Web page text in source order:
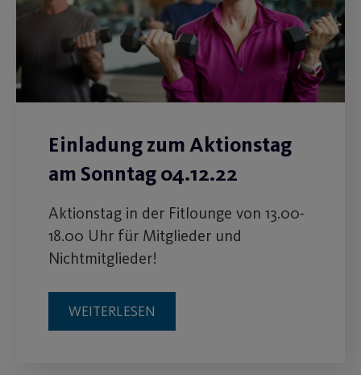
Einladung zum Aktionstag
am Sonntag 04.12.22
Aktionstag in der Fitlounge von 13.00-
18.00 Uhr für Mitglieder und
Nichtmitglieder!
WEITERLESEN